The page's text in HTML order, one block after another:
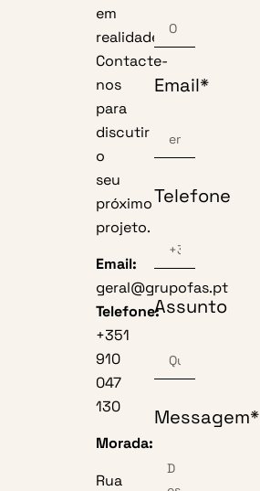
em
realidade.
Contacte-
nos
para
discutir
o
seu
próximo
projeto.
Email:
geral@grupofas.pt
Telefone:
+351
910
047
130
Morada:
Rua
Email*
Telefone
Assunto
Messagem*